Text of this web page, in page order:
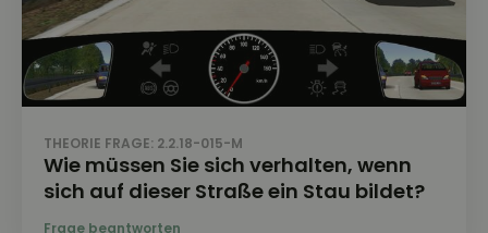
THEORIE FRAGE: 2.2.18-015-M
Wie müssen Sie sich verhalten, wenn
sich auf dieser Straße ein Stau bildet?